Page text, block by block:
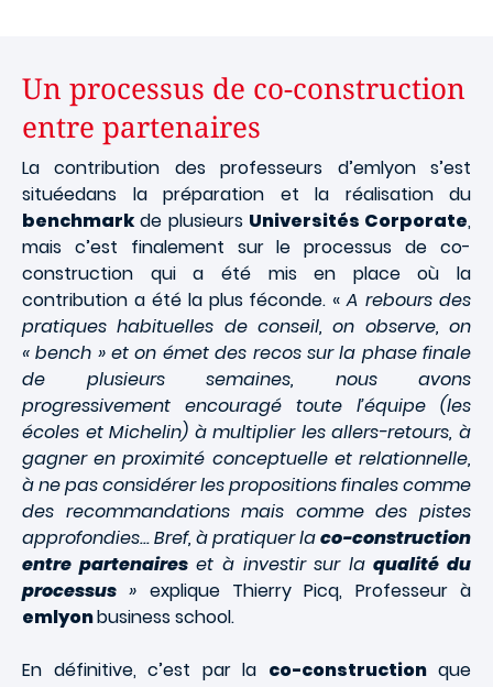
Un processus de co-construction
entre partenaires
La contribution des professeurs d’emlyon s’est
situéedans la préparation et la réalisation du
benchmarkde plusieurs Universités Corporate,
mais c’est finalement sur le processus de co-
construction qui a été mis en place où la
contribution a été la plus féconde. «A rebours des
pratiques habituelles de conseil, on observe, on
« bench » et on émet des recos sur la phase finale
de plusieurs semaines, nous avons
progressivement encouragé toute l’équipe (les
écoles et Michelin) à multiplier les allers-retours, à
gagner en proximité conceptuelle et relationnelle,
à ne pas considérer les propositions finales comme
des recommandations mais comme des pistes
approfondies... Bref, à pratiquer laco-construction
entre partenaireset à investir sur laqualité du
processus » explique Thierry Picq, Professeur à
emlyonbusiness school.
En définitive, c’est par la co-constructionque